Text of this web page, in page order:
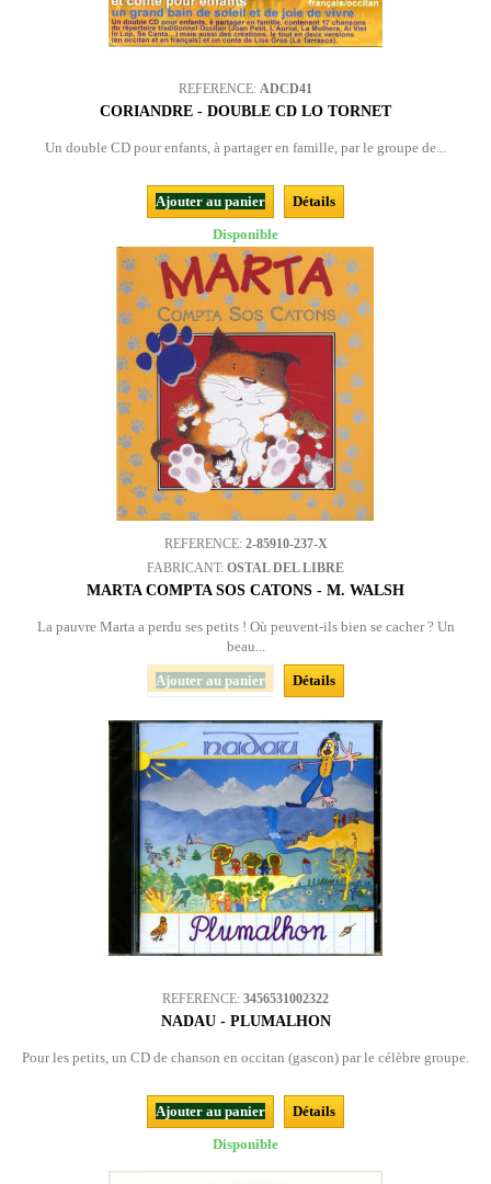
REFERENCE: ADCD41
CORIANDRE - DOUBLE CD LO TORNET
Un double CD pour enfants, à partager en famille, par le groupe de...
Ajouter au panier
Détails
Disponible
REFERENCE: 2-85910-237-X
FABRICANT: OSTAL DEL LIBRE
MARTA COMPTA SOS CATONS - M. WALSH
La pauvre Marta a perdu ses petits ! Où peuvent-ils bien se cacher ? Un
beau...
Ajouter au panier Détails
REFERENCE: 3456531002322
NADAU - PLUMALHON
Pour les petits, un CD de chanson en occitan (gascon) par le célèbre groupe.
Ajouter au panier
Détails
Disponible